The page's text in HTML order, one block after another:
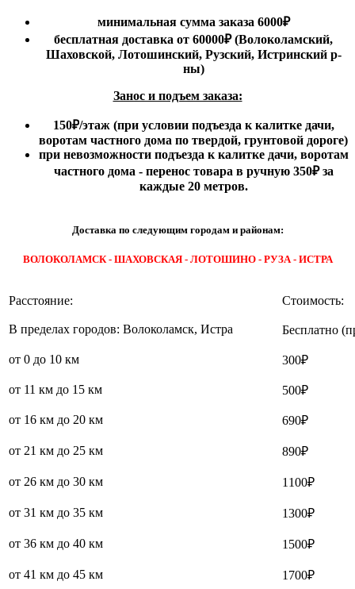
минимальная сумма заказа 6000₽
бесплатная доставка от 60000₽ (Волоколамский,
Шаховской, Лотошинский, Рузский, Истринский р-
ны)
Занос и подъем заказа:
150₽/этаж(при условии подъезда к калитке дачи,
воротам частного дома по твердой, грунтовой дороге)
при невозможности подъезда к калитке дачи, воротам
частного дома - перенос товара в ручную 350₽ за
каждые 20 метров.
Доставка по следующим городам и районам:
ВОЛОКОЛАМСК - ШАХОВСКАЯ - ЛОТОШИНО - РУЗА - ИСТРА
Расстояние: Стоимость:
В пределах городов: Волоколамск, Истра Бесплатно
от 0 до 10 км 300₽
от 11 км до 15 км 500₽
от 16 км до 20 км 690₽
от 21 км до 25 км 890₽
от 26 км до 30 км 1100₽
от 31 км до 35 км 1300₽
от 36 км до 40 км 1500₽
от 41 км до 45 км 1700₽